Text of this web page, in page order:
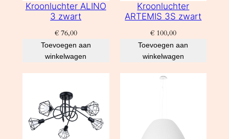
Kroonluchter ALINO
3 zwart
€76,00
Toevoegen aan
winkelwagen
Kroonluchter
ARTEMIS 3S zwart
€100,00
Toevoegen aan
winkelwagen